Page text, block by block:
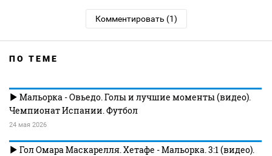
Комментировать (1)
ПО ТЕМЕ
Мальорка - Овьедо. Голы и лучшие моменты (видео).
Чемпионат Испании. Футбол
24 мая 2026
Гол Омара Маскарелля. Хетафе - Мальорка. 3:1 (видео).